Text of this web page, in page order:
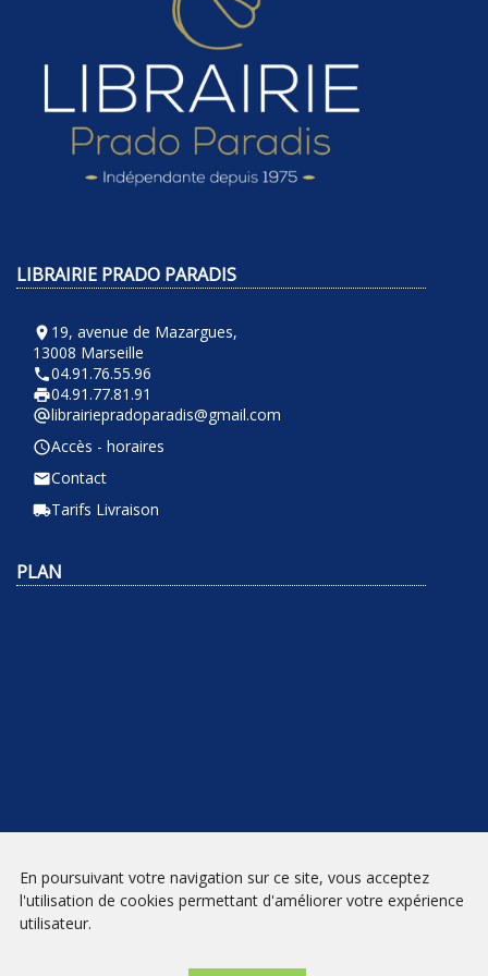
LIBRAIRIE PRADO PARADIS
room 19, avenue de Mazargues,
13008 Marseille
phone04.91.76.55.96
local_printshop04.91.77.81.91
alternate_emaillibrairiepradoparadis@gmail.com
query_builderAccès - horaires
emailContact
local_shippingTarifs Livraison
PLAN
NEWSLETTER
En poursuivant votre navigation sur ce site, vous acceptez
l'utilisation de cookies permettant d'améliorer votre expérience
utilisateur.